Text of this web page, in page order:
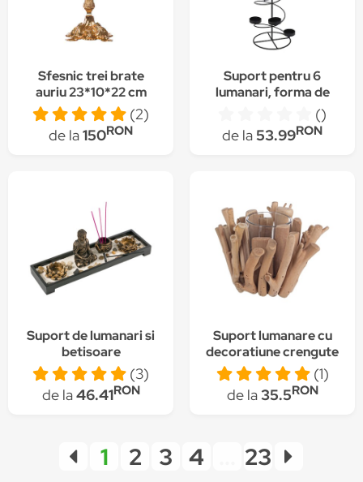
Sfesnic trei brate
auriu 23*10*22 cm
(2)
de la150RON
Suport pentru 6
lumanari, forma de
brad, metal, 50 cm,
negru, Koopman
()
de la53.99RON
Suport de lumanari si
betisoare
parfumate,cu figurina
din lemn
(3)
de la46.41RON
Suport lumanare cu
decoratiune crengute
lemn , ø17x12h(1)
de la35.5RON
1 2 3 4 23